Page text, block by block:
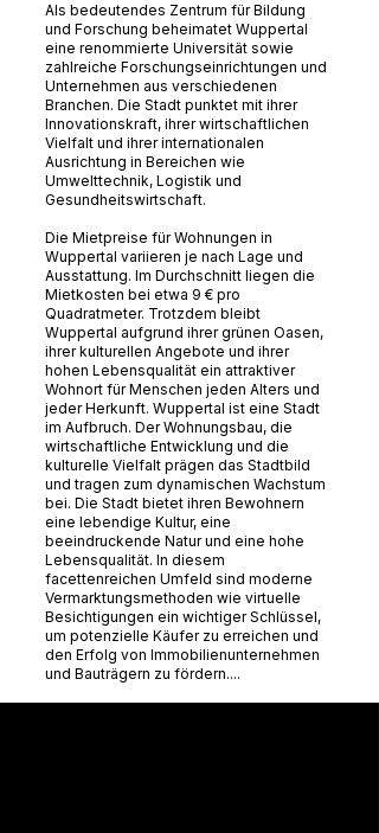
Als bedeutendes Zentrum für Bildung
und Forschung beheimatet Wuppertal
eine renommierte Universität sowie
zahlreiche Forschungseinrichtungen und
Unternehmen aus verschiedenen
Branchen. Die Stadt punktet mit ihrer
Innovationskraft, ihrer wirtschaftlichen
Vielfalt und ihrer internationalen
Ausrichtung in Bereichen wie
Umwelttechnik, Logistik und
Gesundheitswirtschaft.
Die Mietpreise für Wohnungen in
Wuppertal variieren je nach Lage und
Ausstattung. Im Durchschnitt liegen die
Mietkosten bei etwa 9 € pro
Quadratmeter. Trotzdem bleibt
Wuppertal aufgrund ihrer grünen Oasen,
ihrer kulturellen Angebote und ihrer
hohen Lebensqualität ein attraktiver
Wohnort für Menschen jeden Alters und
jeder Herkunft. Wuppertal ist eine Stadt
im Aufbruch. Der Wohnungsbau, die
wirtschaftliche Entwicklung und die
kulturelle Vielfalt prägen das Stadtbild
und tragen zum dynamischen Wachstum
bei. Die Stadt bietet ihren Bewohnern
eine lebendige Kultur, eine
beeindruckende Natur und eine hohe
Lebensqualität. In diesem
facettenreichen Umfeld sind moderne
Vermarktungsmethoden wie virtuelle
Besichtigungen ein wichtiger Schlüssel,
um potenzielle Käufer zu erreichen und
den Erfolg von Immobilienunternehmen
und Bauträgern zu fördern....